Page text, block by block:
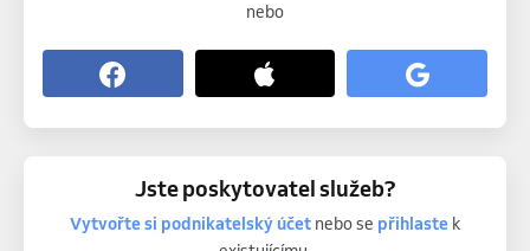
nebo
Jste poskytovatel služeb?
Vytvořte si podnikatelský účetnebo se přihlastek